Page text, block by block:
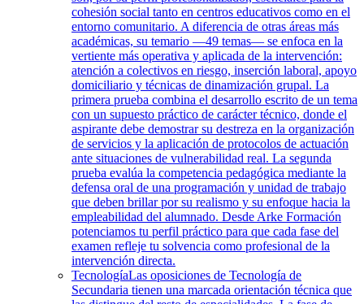
cohesión social tanto en centros educativos como en el
entorno comunitario. A diferencia de otras áreas más
académicas, su temario —49 temas— se enfoca en la
vertiente más operativa y aplicada de la intervención:
atención a colectivos en riesgo, inserción laboral, apoyo
domiciliario y técnicas de dinamización grupal. La
primera prueba combina el desarrollo escrito de un tema
con un supuesto práctico de carácter técnico, donde el
aspirante debe demostrar su destreza en la organización
de servicios y la aplicación de protocolos de actuación
ante situaciones de vulnerabilidad real. La segunda
prueba evalúa la competencia pedagógica mediante la
defensa oral de una programación y unidad de trabajo
que deben brillar por su realismo y su enfoque hacia la
empleabilidad del alumnado. Desde Arke Formación
potenciamos tu perfil práctico para que cada fase del
examen refleje tu solvencia como profesional de la
intervención directa.
TecnologíaLas oposiciones de Tecnología de
Secundaria tienen una marcada orientación técnica que